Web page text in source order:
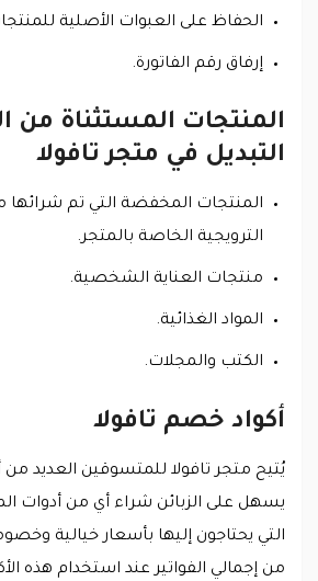
الحفاظ على العبوات الأصلية
إرفاق رقم الفاتورة.
المنتجات المستثناة من
التبديل في متجر تافولا
المنتجات المخفضة التي تم
الترويجية الخاصة بالمتجر.
منتجات العناية الشخصية.
المواد الغذائية.
الكتب والمجلات.
أكواد خصم تافولا
يُتيح متجر تافولا للمتسوقين العديد
يسهل على الزبائن شراء أي من أدوات
التي يحتاجون إليها بأسعار خيالية
من إجمالي الفواتير عند استخدام هذه